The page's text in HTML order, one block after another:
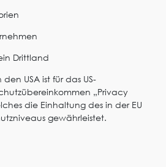
Drittland
USA ist für das US-
„Privacy
die Einhaltung des in der EU
gewährleistet.